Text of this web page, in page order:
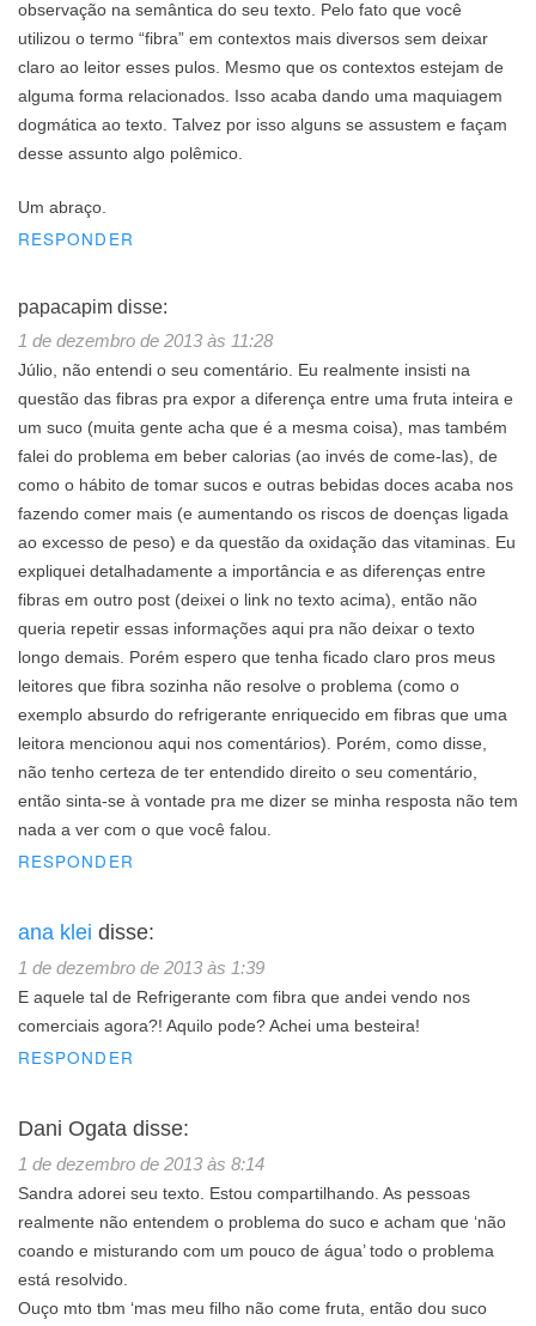
observação na semântica do seu texto. Pelo fato que você
utilizou o termo “fibra” em contextos mais diversos sem deixar
claro ao leitor esses pulos. Mesmo que os contextos estejam de
alguma forma relacionados. Isso acaba dando uma maquiagem
dogmática ao texto. Talvez por isso alguns se assustem e façam
desse assunto algo polêmico.
Um abraço.
RESPONDER
papacapim disse:
1 de dezembro de 2013 às 11:28
Júlio, não entendi o seu comentário. Eu realmente insisti na
questão das fibras pra expor a diferença entre uma fruta inteira e
um suco (muita gente acha que é a mesma coisa), mas também
falei do problema em beber calorias (ao invés de come-las), de
como o hábito de tomar sucos e outras bebidas doces acaba nos
fazendo comer mais (e aumentando os riscos de doenças ligada
ao excesso de peso) e da questão da oxidação das vitaminas. Eu
expliquei detalhadamente a importância e as diferenças entre
fibras em outro post (deixei o link no texto acima), então não
queria repetir essas informações aqui pra não deixar o texto
longo demais. Porém espero que tenha ficado claro pros meus
leitores que fibra sozinha não resolve o problema (como o
exemplo absurdo do refrigerante enriquecido em fibras que uma
leitora mencionou aqui nos comentários). Porém, como disse,
não tenho certeza de ter entendido direito o seu comentário,
então sinta-se à vontade pra me dizer se minha resposta não tem
nada a ver com o que você falou.
RESPONDER
ana klei disse:
1 de dezembro de 2013 às 1:39
E aquele tal de Refrigerante com fibra que andei vendo nos
comerciais agora?! Aquilo pode? Achei uma besteira!
RESPONDER
Dani Ogata disse:
1 de dezembro de 2013 às 8:14
Sandra adorei seu texto. Estou compartilhando. As pessoas
realmente não entendem o problema do suco e acham que ‘não
coando e misturando com um pouco de água’ todo o problema
está resolvido.
Ouço mto tbm ‘mas meu filho não come fruta, então dou suco